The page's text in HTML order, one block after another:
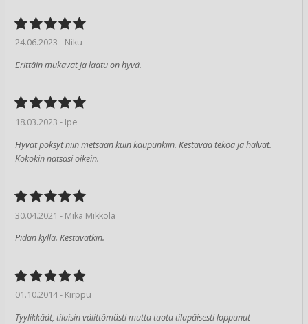
24.06.2023 - Niku
Erittäin mukavat ja laatu on hyvä.
18.03.2023 - Ipe
Hyvät pöksyt niin metsään kuin kaupunkiin. Kestävää tekoa ja halvat.
Kokokin natsasi oikein.
30.04.2021 - Mika Mikkola
Pidän kyllä. Kestävätkin.
01.10.2014 - Kirppu
Tyylikkäät, tilaisin välittömästi mutta tuota tilapäisesti loppunut